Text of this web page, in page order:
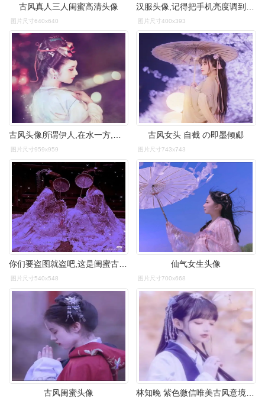
古风真人三人闺蜜高清头像
图片尺寸640x640 图片尺寸400x393
古风头像所谓伊人,在水一方,溯洄从之,道阻且长.
图片尺寸959x959
古风女头 自截 の即墨倾郕
图片尺寸743x743
图片尺寸540x548
仙气女生头像
图片尺寸700x668
古风闺蜜头像